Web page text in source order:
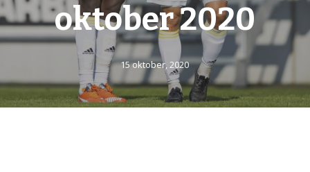
oktober 2020
15 oktober, 2020